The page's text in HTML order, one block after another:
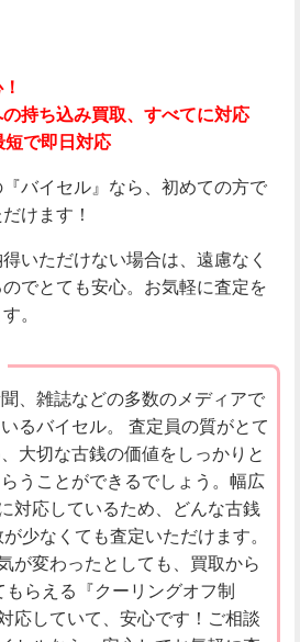
の持ち込み買取、すべてに対応
短で即日対応
バイセル』なら、初めての方で
けます！
いただけない場合は、遠慮なく
でとても安心。お気軽に査定を
。
、雑誌などの多数のメディアで
るバイセル。 査定員の質がとて
大切な古銭の価値をしっかりと
うことができるでしょう。幅広
対応しているため、どんな古銭
少なくても査定いただけます。
が変わったとしても、買取から
らえる『クーリングオフ制
応していて、安心です！ご相談